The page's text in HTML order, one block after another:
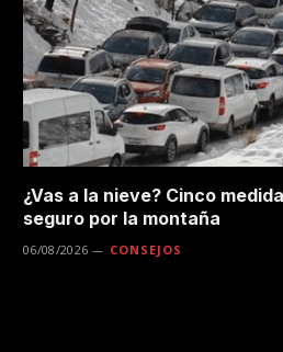
¿Vas a la nieve? Cinco
seguro por la montaña
06/08/2026 CONSEJOS